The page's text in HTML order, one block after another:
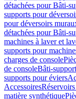
détachées pour Bâti-
supports pour
pour déversoirs
détachées pour Bâti-
machines à laver et
supports pour
charges de console
de consoleBâti-
supports pour éviers
Accessoires
matière synthétique